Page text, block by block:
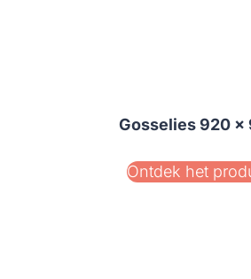
Gosselies 920 x
Ontdek het